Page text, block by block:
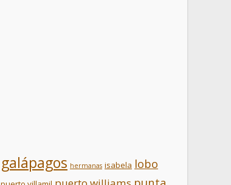
galápagos hermanas isabela lobo